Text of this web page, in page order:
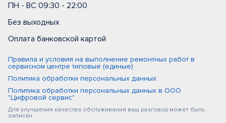
ПН - ВС 09:30 - 22:00
Без выходных
Оплата банковской картой
Правила и условия на выполнение ремонтных работ в
сервисном центре типовые (единые)
Политика обработки персональных данных
Политика обработки персональных данных в ООО
"Цифровой сервис"
Для улучшения качества обслуживания ваш разговор может быть
записан